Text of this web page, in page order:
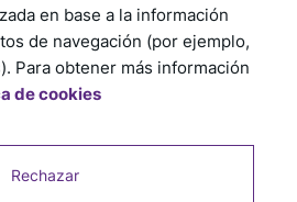
en base a la información
de navegación (por ejemplo,
Para obtener más información
de cookies
Rechazar